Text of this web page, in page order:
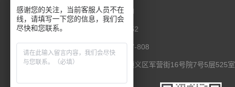
电话：0l0-5286777I
手机：138 1111 I452
传真：0I0-8235l027-808
联系地址：北京市顺义区军营街16号院7号5层525室
感谢您的关注，当前客服人员不在
线，请填写一下您的信息，我们会
尽快和您联系。